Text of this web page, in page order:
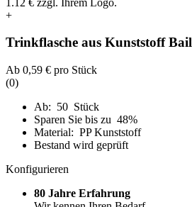
+
Trinkflasche aus Kunststoff
Ab 0,59 € pro Stück
(0)
Ab: 50 Stück
Sparen Sie bis zu 48%
Material: PP Kunststoff
Bestand wird geprüft
Konfigurieren
80 Jahre Erfahrung